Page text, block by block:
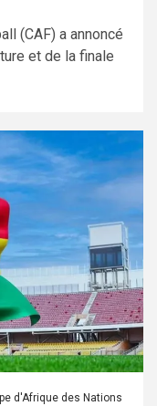
(CAF) a annoncé
et de la finale
d'Afrique des Nations